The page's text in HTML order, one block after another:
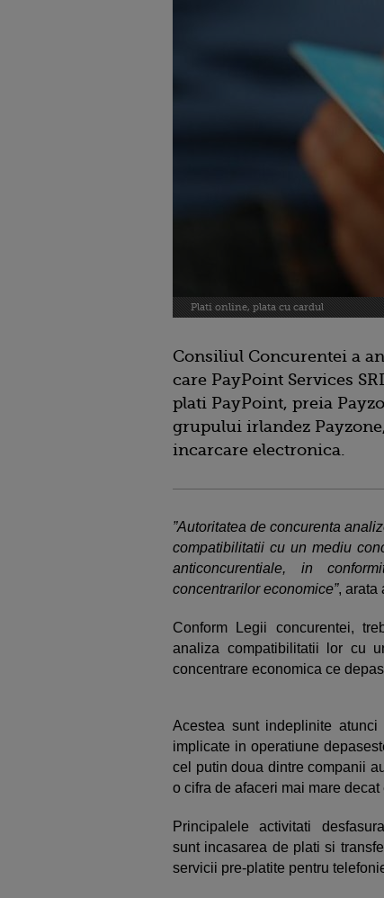
Plati online, plata cu cardul
Consiliul Concurentei a
care PayPoint Services
plati PayPoint, preia
grupului irlandez
incarcare electronica.
”Autoritatea de concurenta
compatibilitatii cu un mediu
anticoncurentiale, in
concentrarilor economice”, arata
Conform Legii concurentei,
analiza compatibilitatii lor cu
concentrare economica ce
Acestea sunt indeplinite
implicate in operatiune
cel putin doua dintre companii
o cifra de afaceri mai mare
Principalele activitati
sunt incasarea de plati si
servicii pre-platite pentru